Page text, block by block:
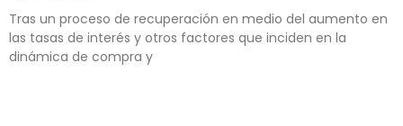
Tras un proceso de recuperación en medio del aumento en
las tasas de interés y otros factores que inciden en la
dinámica de compra y